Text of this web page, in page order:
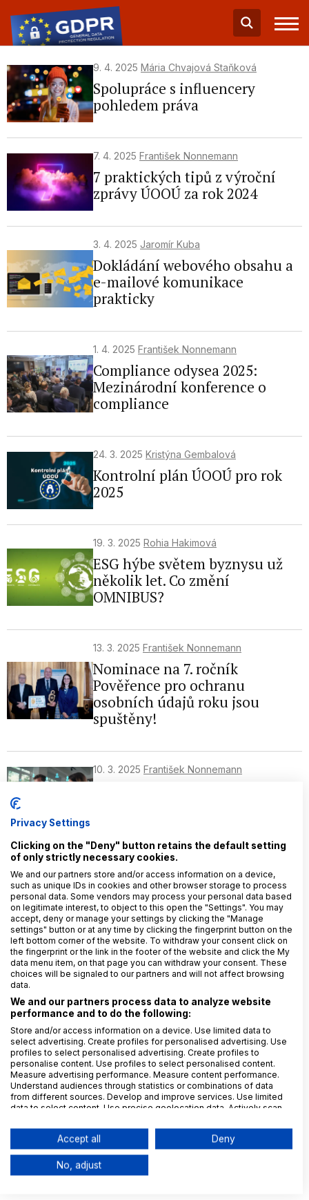
9. 4. 2025 Mária Chvajová Staňková
Spolupráce s influencery
pohledem práva
7. 4. 2025 František Nonnemann
7 praktických tipů z výroční
zprávy ÚOOÚ za rok 2024
3. 4. 2025 Jaromír Kuba
Dokládání webového obsahu a
e-mailové komunikace
prakticky
1. 4. 2025 František Nonnemann
Compliance odysea 2025:
Mezinárodní konference o
compliance
24. 3. 2025 Kristýna Gembalová
Kontrolní plán ÚOOÚ pro rok
2025
19. 3. 2025 Rohia Hakimová
ESG hýbe světem byznysu už
několik let. Co změní
OMNIBUS?
13. 3. 2025 František Nonnemann
Nominace na 7. ročník
Pověřence pro ochranu
osobních údajů roku jsou
spuštěny!
10. 3. 2025 František Nonnemann
6. 3. 2025Rohia Hakimová
Příručka pro whistleblowing
officera: Jak na vnitřní
oznamovací systém?
27. 2. 2025Kristýna Gembalová
P2B nařízení: Nejčastější
porušení a udělené pokuty
18. 2. 2025Oleg Zajac
Mezinárodní sankce v roce 2025
14. 2. 2025Jiří Diepolt
Audit souladu s DORA: Klíč k
digitální odolnosti finančních
Privacy Settings
Clicking on the "Deny" button retains the default setting
of only strictly necessary cookies.
We and our partners store and/or access information on a device,
such as unique IDs in cookies and other browser storage to process
personal data. Some vendors may process your personal data based
on legitimate interest, to object to this open the "Settings". You may
accept, deny or manage your settings by clicking the "Manage
settings" button or at any time by clicking the fingerprint button on the
left bottom corner of the website. To withdraw your consent click on
the fingerprint or the link in the footer of the website and click the My
data menu item, on that page you can withdraw your consent. These
choices will be signaled to our partners and will not affect browsing
data.
We and our partners process data to analyze website
performance and to do the following:
Store and/or access information on a device. Use limited data to
select advertising. Create profiles for personalised advertising. Use
profiles to select personalised advertising. Create profiles to
personalise content. Use profiles to select personalised content.
Measure advertising performance. Measure content performance.
Understand audiences through statistics or combinations of data
from different sources. Develop and improve services. Use limited
data to select content. Use precise geolocation data. Actively scan
Data may be shared outside of the European Union and send to the
Your consent and the cookie policy applies solely to this
website/app.
Accept all Deny
No, adjust